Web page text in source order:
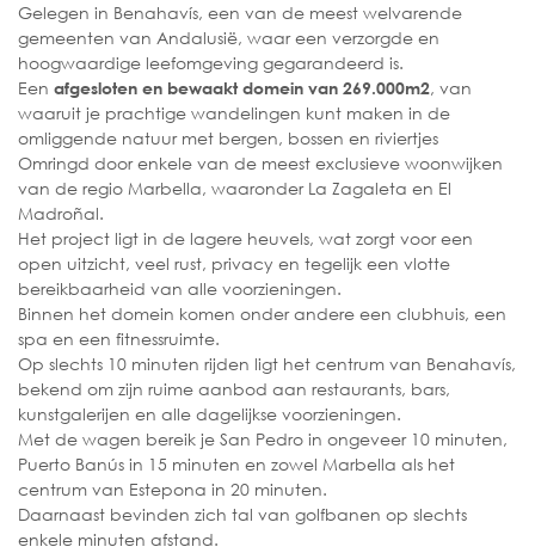
Gelegen in Benahavís, een van de meest welvarende
gemeenten van Andalusië, waar een verzorgde en
hoogwaardige leefomgeving gegarandeerd is.
Een afgesloten en bewaakt domein van 269.000m2, van
waaruit je prachtige wandelingen kunt maken in de
omliggende natuur met bergen, bossen en riviertjes
Omringd door enkele van de meest exclusieve woonwijken
van de regio Marbella, waaronder La Zagaleta en El
Madroñal.
Het project ligt in de lagere heuvels, wat zorgt voor een
open uitzicht, veel rust, privacy en tegelijk een vlotte
bereikbaarheid van alle voorzieningen.
Binnen het domein komen onder andere een clubhuis, een
spa en een fitnessruimte.
Op slechts 10 minuten rijden ligt het centrum van Benahavís,
bekend om zijn ruime aanbod aan restaurants, bars,
kunstgalerijen en alle dagelijkse voorzieningen.
Met de wagen bereik je San Pedro in ongeveer 10 minuten,
Puerto Banús in 15 minuten en zowel Marbella als het
centrum van Estepona in 20 minuten.
Daarnaast bevinden zich tal van golfbanen op slechts
enkele minuten afstand.